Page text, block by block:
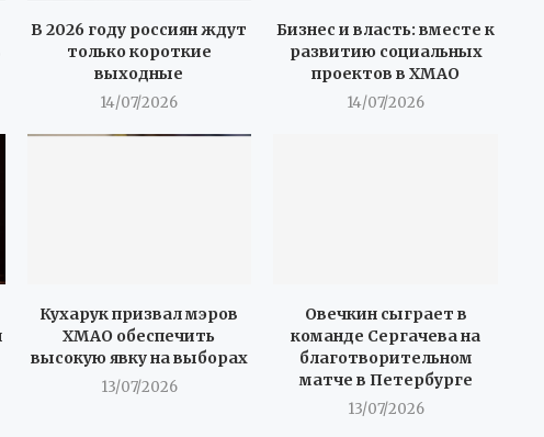
В 2026 году россиян ждут
только короткие
выходные
14/07/2026
Бизнес и власть: вместе к
развитию социальных
проектов в ХМАО
14/07/2026
Кухарук призвал мэров
ХМАО обеспечить
высокую явку на выборах
13/07/2026
Овечкин сыграет в
команде Сергачева на
благотворительном
матче в Петербурге
13/07/2026